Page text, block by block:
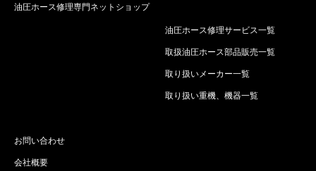
油圧ホース修理専門ネットショップ
油圧ホース修理サービス一覧
取扱油圧ホース部品販売一覧
取り扱いメーカー一覧
取り扱い重機、機器一覧
お問い合わせ
会社概要